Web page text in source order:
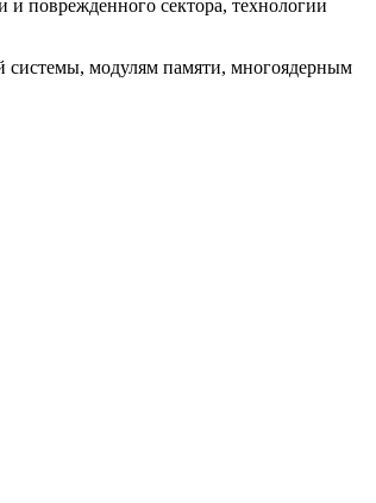
и поврежденного сектора, технологии
системы, модулям памяти, многоядерным